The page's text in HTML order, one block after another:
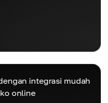
integrasi mudah
online